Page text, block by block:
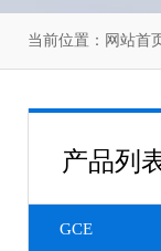
当前位置： 网站首
产品列
GCE